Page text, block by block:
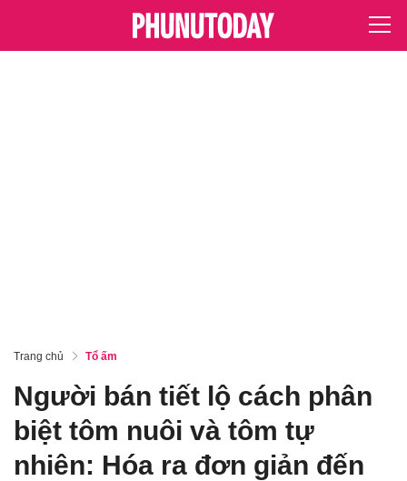
Trang chủ Tổ ấm
Người bán tiết lộ cách phân
biệt tôm nuôi và tôm tự
nhiên: Hóa ra đơn giản đến